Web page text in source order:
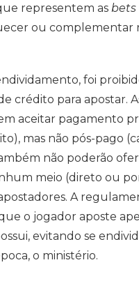
representem as bets
ou complementar
foi
crédito para apostar.
aceitar pagamento
mas não pós-pago
não poderão
meio (direto ou
A
o jogador aposte
evitando se
o ministério.